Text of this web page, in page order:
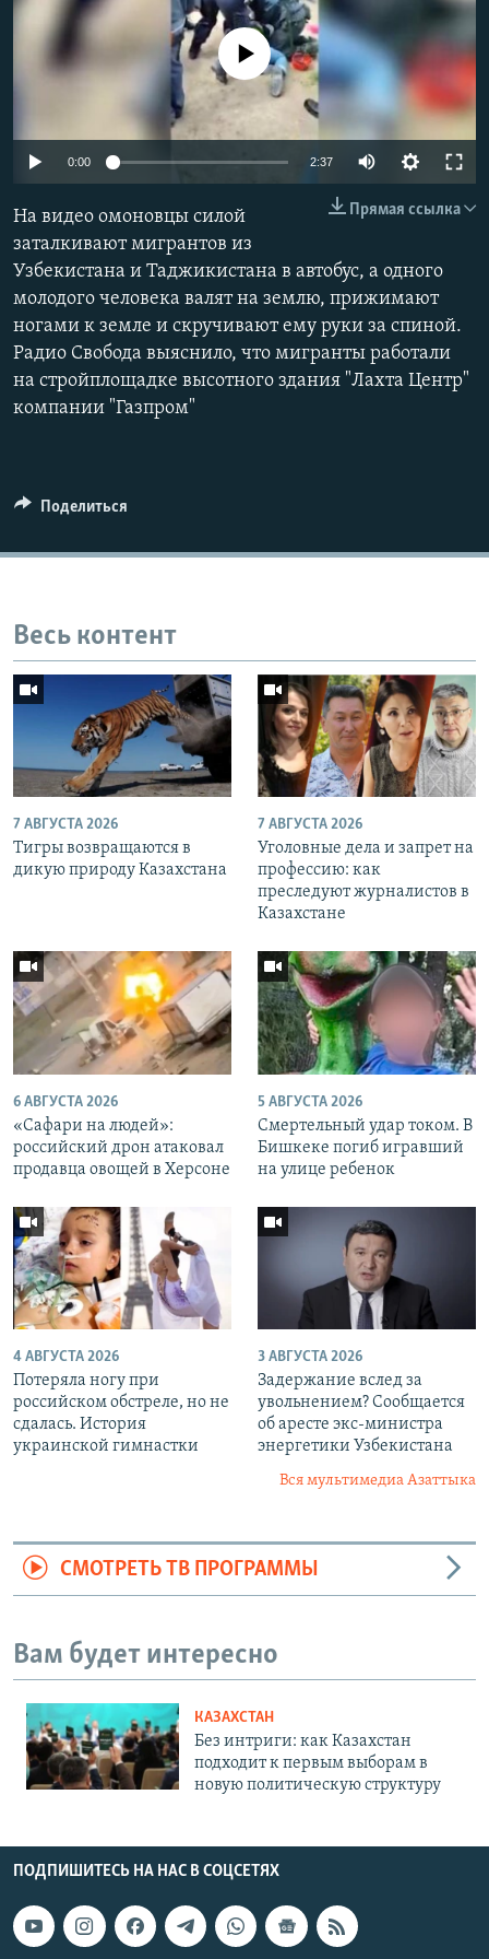
480p
720p 1080p
No media source currently available
0:00 2:37
480p
1080p
Прямая ссылка
На видео омоновцы силой
заталкивают мигрантов из
Узбекистана и Таджикистана в автобус, а одного
молодого человека валят на землю, прижимают
ногами к земле и скручивают ему руки за спиной.
Радио Свобода выяснило, что мигранты работали
на стройплощадке высотного здания "Лахта Центр"
компании "Газпром"
Поделиться
Весь контент
7 АВГУСТА 2026
Тигры возвращаются в
дикую природу Казахстана
7 АВГУСТА 2026
Уголовные дела и запрет на
профессию: как
преследуют журналистов в
Казахстане
6 АВГУСТА 2026
«Cафари на людей»:
российский дрон атаковал
продавца овощей в Херсоне
5 АВГУСТА 2026
Смертельный удар током. В
Бишкеке погиб игравший
на улице ребенок
4 АВГУСТА 2026
Потеряла ногу при
российском обстреле, но не
сдалась. История
украинской гимнастки
3 АВГУСТА 2026
Задержание вслед за
увольнением? Сообщается
об аресте экс-министра
энергетики Узбекистана
Вся мультимедиа Азаттыка
СМОТРЕТЬ ТВ ПРОГРАММЫ
Вам будет интересно
КАЗАХСТАН
Без интриги: как Казахстан
подходит к первым выборам в
новую политическую структуру
ПОДПИШИТЕСЬ НА НАС В СОЦСЕТЯХ